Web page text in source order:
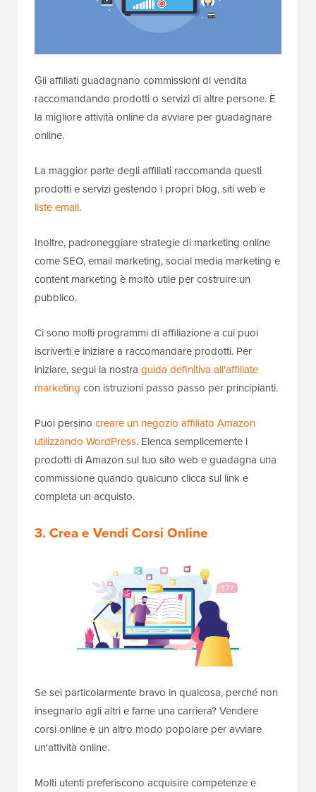
Gli affiliati guadagnano commissioni di vendita
raccomandando prodotti o servizi di altre persone. È
la migliore attività online da avviare per guadagnare
online.
La maggior parte degli affiliati raccomanda questi
prodotti e servizi gestendo i propri blog, siti web e
liste email.
Inoltre, padroneggiare strategie di marketing online
come SEO, email marketing, social media marketing e
content marketing è molto utile per costruire un
pubblico.
Ci sono molti programmi di affiliazione a cui puoi
iscriverti e iniziare a raccomandare prodotti. Per
iniziare, segui la nostra guida definitiva all'affiliate
marketing con istruzioni passo passo per principianti.
Puoi persino creare un negozio affiliato Amazon
utilizzando WordPress. Elenca semplicemente i
prodotti di Amazon sul tuo sito web e guadagna una
commissione quando qualcuno clicca sul link e
completa un acquisto.
3. Crea e Vendi Corsi Online
Se sei particolarmente bravo in qualcosa, perché non
insegnarlo agli altri e farne una carriera? Vendere
corsi online è un altro modo popolare per avviare
un'attività online.
Molti utenti preferiscono acquisire competenze e